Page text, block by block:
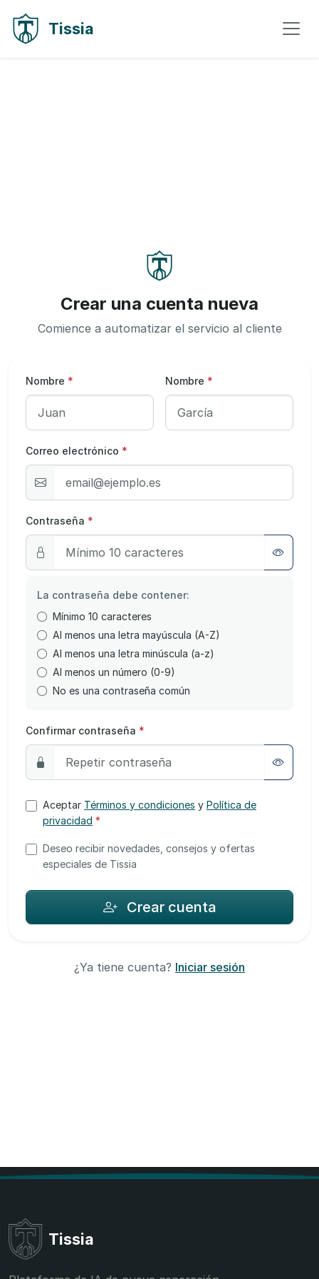
Tissia
Crear una cuenta nueva
Comience a automatizar el servicio al cliente
Nombre * Nombre *
Correo electrónico *
Contraseña *
La contraseña debe contener:
Mínimo 10 caracteres
Al menos una letra mayúscula (A-Z)
Al menos una letra minúscula (a-z)
Al menos un número (0-9)
No es una contraseña común
Confirmar contraseña *
Aceptar Términos y condiciones y Política de
privacidad *
Deseo recibir novedades, consejos y ofertas
especiales de Tissia
Crear cuenta
¿Ya tiene cuenta? Iniciar sesión
Tissia